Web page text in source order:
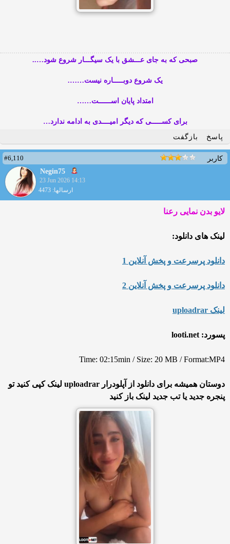
صبحی که به جای عـــشق با یک سیگـــار شروع شود…..
یک شروع دوبـــــاره نیست…….
امتداد پایان اســــــت……
برای کســـــی که دیگر امیــــدی به ادامه ندارد…
پاسخ
بازگفت
کاربر
#6,110
Negin75
23 Jun 2026 14:13
ارسالها: 4473
لایو بدن نمایی رعنا
لینک های دانلود:
دانلود پرسرعت و پخش آنلاین 1
دانلود پرسرعت و پخش آنلاین 2
لینک uploadrar
پسورد: looti.net
Time: 02:15min / Size: 20 MB / Format:MP4
دوستان همیشه برای دانلود از آپلودرار uploadrar لینک کپی کنید تو
پنجره جدید یا تب جدید لینک باز کنید